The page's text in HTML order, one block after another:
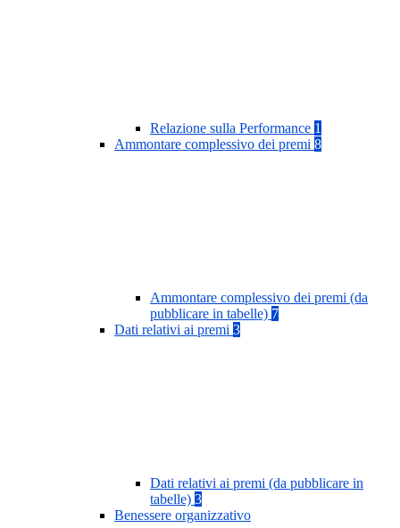
Relazione sulla Performance 1
Ammontare complessivo dei premi 8
Ammontare complessivo dei premi (da
pubblicare in tabelle) 7
Dati relativi ai premi 3
Dati relativi ai premi (da pubblicare in
tabelle) 3
Benessere organizzativo